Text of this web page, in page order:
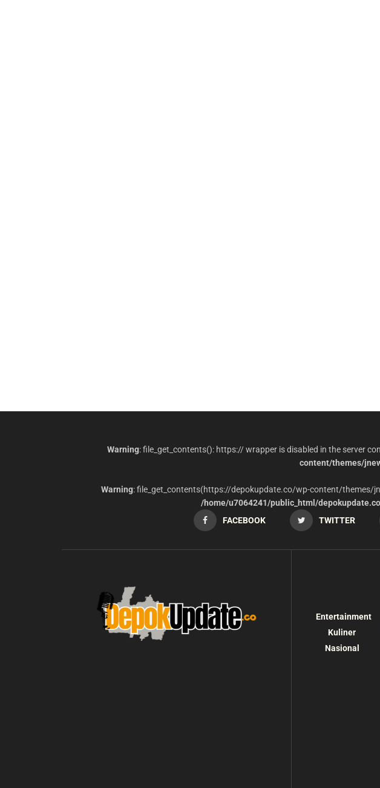
Warning: file_get_contents(): https:// wrapper is disabled in the server
content/themes/
Warning: file_get_contents(https://depokupdate.co/wp-content/themes/
/home/u7064241/public_html/
FACEBOOK
TWITTER
Entertainment
Kuliner
Nasional
/